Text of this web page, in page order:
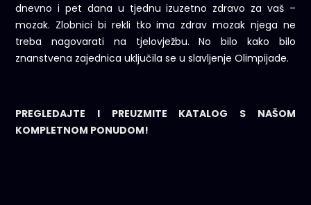
dnevno i pet dana u tjednu izuzetno zdravo za vaš –
mozak. Zlobnici bi rekli tko ima zdrav mozak njega ne
treba nagovarati na tjelovježbu. No bilo kako bilo
znanstvena zajednica uključila se u slavljenje Olimpijade.
PREGLEDAJTE I PREUZMITE KATALOG S NAŠOM
KOMPLETNOM PONUDOM!